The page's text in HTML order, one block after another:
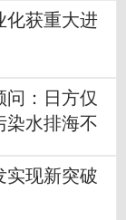
化获重大进
问：日方仅
染水排海不
实现新突破